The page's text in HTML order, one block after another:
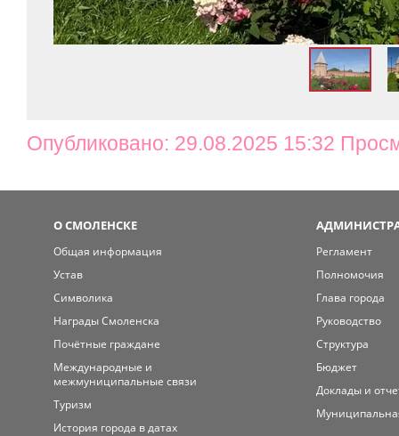
Опубликовано: 29.08.2025 15:32
О СМОЛЕНСКЕ
Общая информация
Устав
Символика
Награды Смоленска
Почётные граждане
Международные и
межмуниципальные связи
Туризм
История города в датах
Регламент
Полномочия
Глава города
Руководство
Структура
Бюджет
Доклады и